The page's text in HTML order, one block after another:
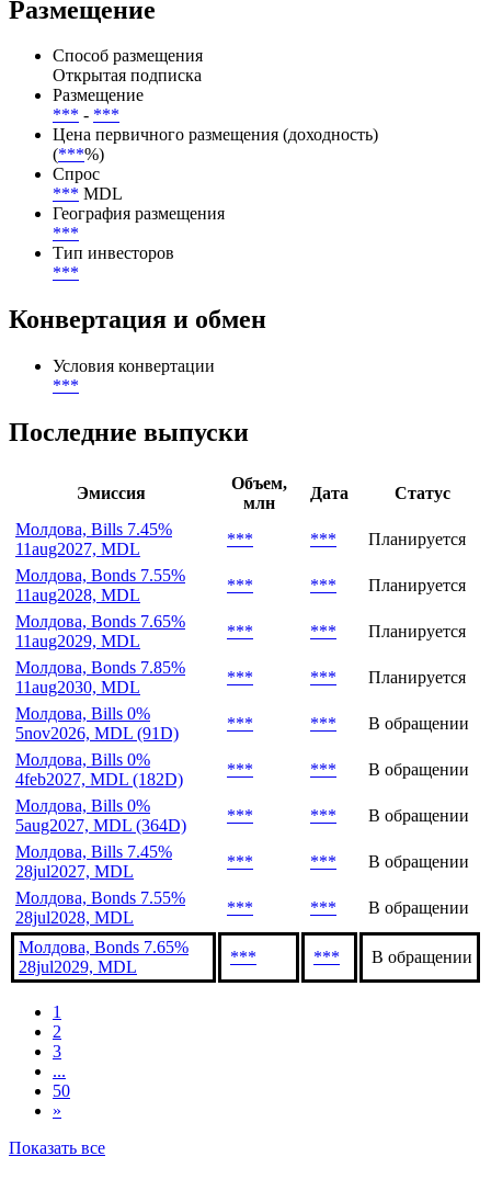
Размещение
Способ размещения
Открытая подписка
Размещение
*** - ***
Цена первичного размещения (доходность)
(***%)
Спрос
*** MDL
География размещения
***
Тип инвесторов
***
Конвертация и обмен
Условия конвертации
***
Последние выпуски
Эмиссия
Объем,
млн
Дата
Статус
Молдова, Bills 7.45%
11aug2027, MDL
*** ***
Планируется
Молдова, Bonds 7.55%
11aug2028, MDL
*** ***
Планируется
Молдова, Bonds 7.65%
11aug2029, MDL
*** ***
Планируется
Молдова, Bonds 7.85%
11aug2030, MDL
*** ***
Планируется
Молдова, Bills 0%
5nov2026, MDL (91D)
*** ***
В обращении
Молдова, Bills 0%
4feb2027, MDL (182D)
*** ***
В обращении
Молдова, Bills 0%
5aug2027, MDL (364D)
*** ***
В обращении
Молдова, Bills 7.45%
28jul2027, MDL
*** ***
В обращении
Молдова, Bonds 7.55%
28jul2028, MDL
*** *** В обращении
Молдова, Bonds 7.65%
28jul2029, MDL
*** *** В обращении
1
2
3
...
50
»
Показать все